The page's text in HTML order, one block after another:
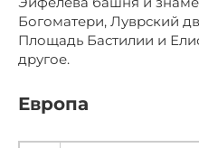
Богоматери, Луврский
Площадь Бастилии и
другое.
Европа